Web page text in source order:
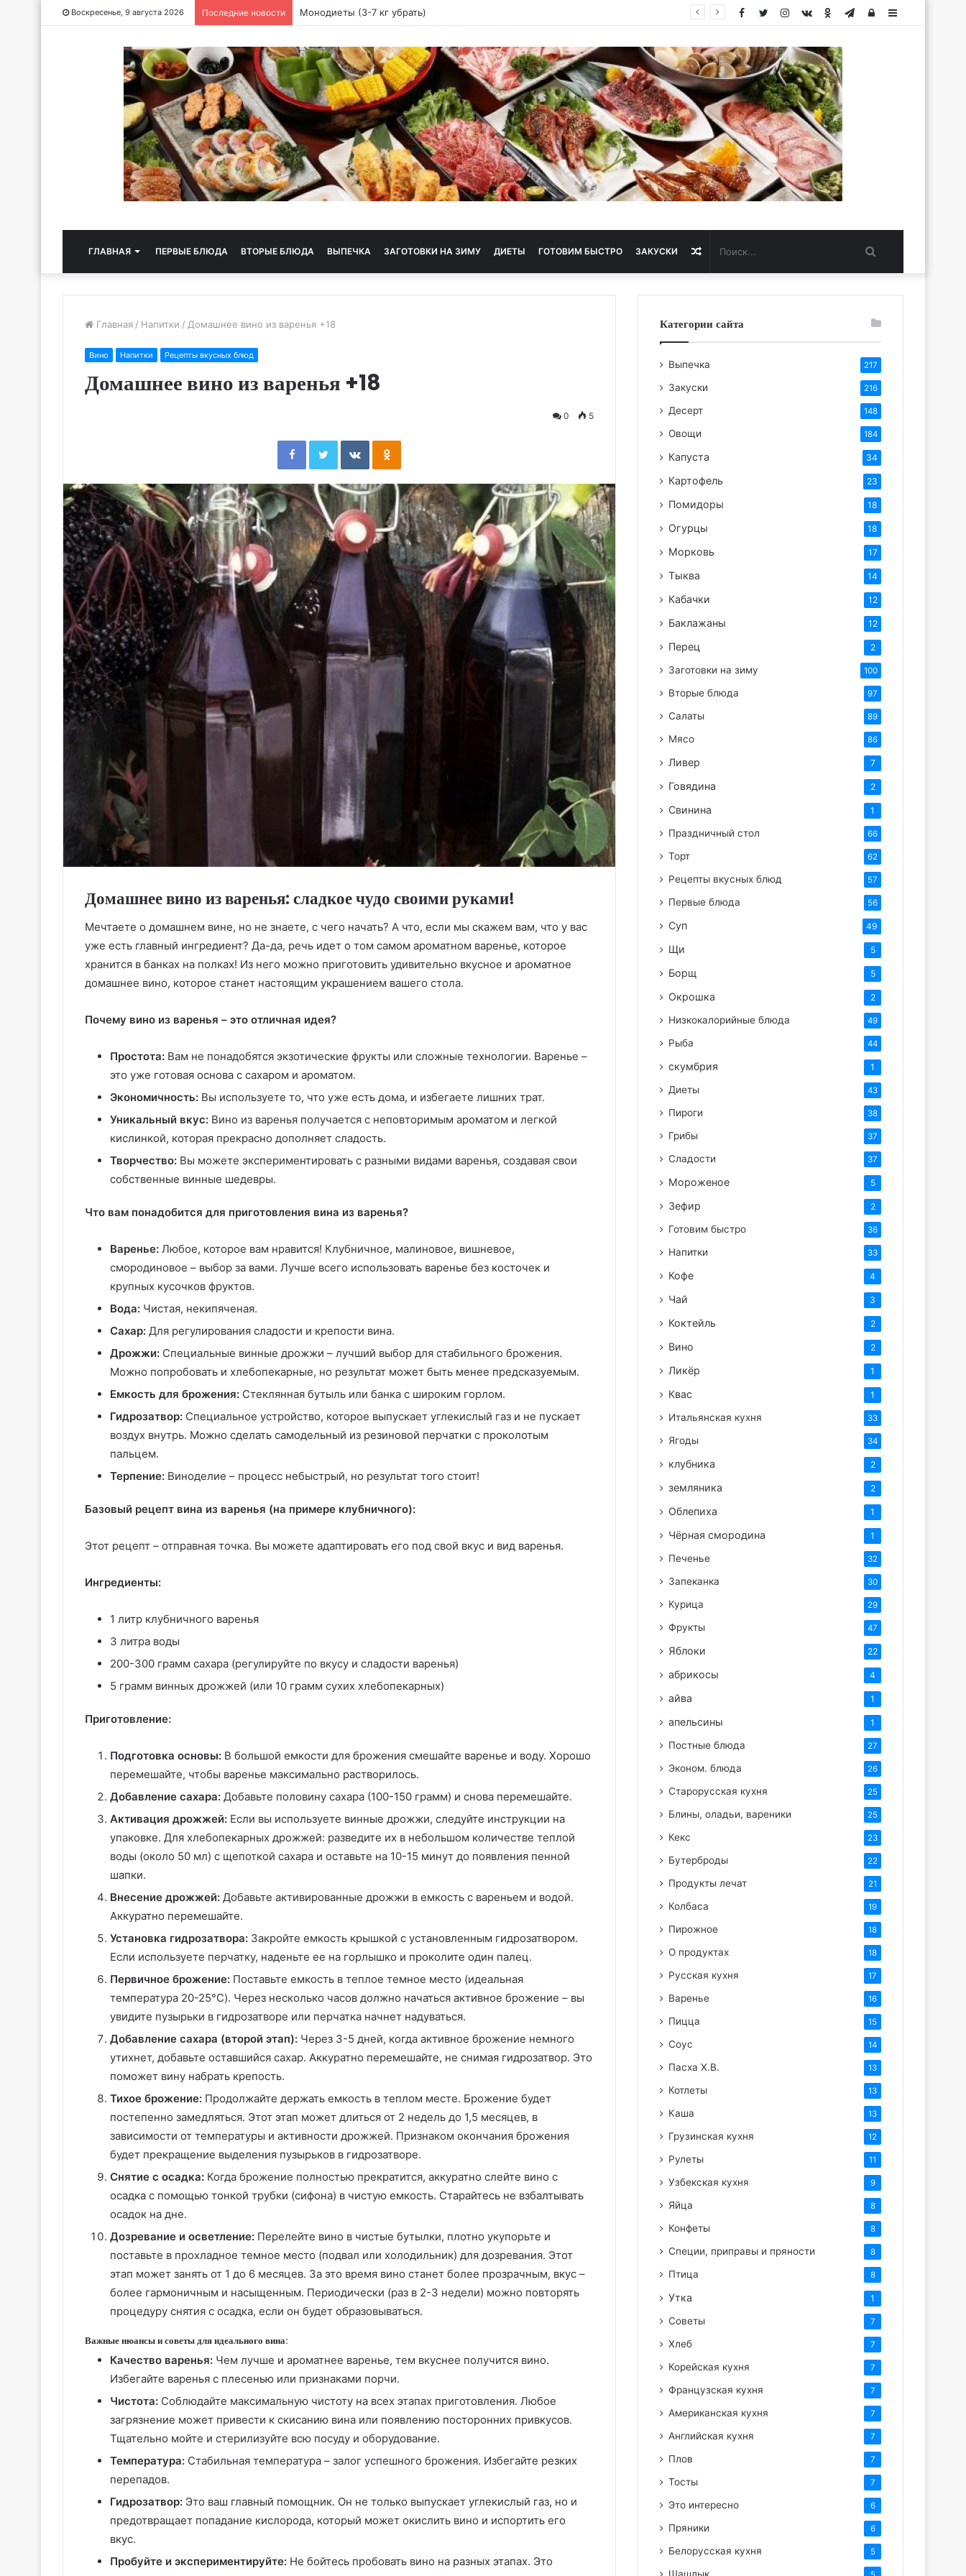
Воскресенье, 9 августа 2026 Последние новости Чайная диета Sidebar
Авторизация
Telegram
Одноклассники
vk.com
Instagram
Twitter
Facebook
ГЛАВНАЯ ПЕРВЫЕ БЛЮДА ВТОРЫЕ БЛЮДА ВЫПЕЧКА ЗАГОТОВКИ НА ЗИМУ ДИЕТЫ ГОТОВИМ БЫСТРО ЗАКУСКИ Случайная
статья
Главная / Напитки / Домашнее вино из варенья +18
Вино Напитки Рецепты вкусных блюд
Домашнее вино из варенья +18
0 5
FacebookTwitterВконтактеОдноклассники
Домашнее вино из варенья: сладкое чудо своими руками!
Мечтаете о домашнем вине, но не знаете, с чего начать? А что, если мы скажем вам, что у вас
уже есть главный ингредиент? Да-да, речь идет о том самом ароматном варенье, которое
хранится в банках на полках! Из него можно приготовить удивительно вкусное и ароматное
домашнее вино, которое станет настоящим украшением вашего стола.
Почему вино из варенья – это отличная идея?
Простота: Вам не понадобятся экзотические фрукты или сложные технологии. Варенье –
это уже готовая основа с сахаром и ароматом.
Экономичность: Вы используете то, что уже есть дома, и избегаете лишних трат.
Уникальный вкус: Вино из варенья получается с неповторимым ароматом и легкой
кислинкой, которая прекрасно дополняет сладость.
Творчество: Вы можете экспериментировать с разными видами варенья, создавая свои
собственные винные шедевры.
Что вам понадобится для приготовления вина из варенья?
Варенье: Любое, которое вам нравится! Клубничное, малиновое, вишневое,
смородиновое – выбор за вами. Лучше всего использовать варенье без косточек и
крупных кусочков фруктов.
Вода: Чистая, некипяченая.
Сахар: Для регулирования сладости и крепости вина.
Дрожжи: Специальные винные дрожжи – лучший выбор для стабильного брожения.
Можно попробовать и хлебопекарные, но результат может быть менее предсказуемым.
Емкость для брожения: Стеклянная бутыль или банка с широким горлом.
Гидрозатвор: Специальное устройство, которое выпускает углекислый газ и не пускает
воздух внутрь. Можно сделать самодельный из резиновой перчатки с проколотым
пальцем.
Терпение: Виноделие – процесс небыстрый, но результат того стоит!
Базовый рецепт вина из варенья (на примере клубничного):
Этот рецепт – отправная точка. Вы можете адаптировать его под свой вкус и вид варенья.
Ингредиенты:
1 литр клубничного варенья
3 литра воды
200-300 грамм сахара (регулируйте по вкусу и сладости варенья)
5 грамм винных дрожжей (или 10 грамм сухих хлебопекарных)
Приготовление:
Подготовка основы: В большой емкости для брожения смешайте варенье и воду. Хорошо
перемешайте, чтобы варенье максимально растворилось.
Добавление сахара: Добавьте половину сахара (100-150 грамм) и снова перемешайте.
Активация дрожжей: Если вы используете винные дрожжи, следуйте инструкции на
упаковке. Для хлебопекарных дрожжей: разведите их в небольшом количестве теплой
воды (около 50 мл) с щепоткой сахара и оставьте на 10-15 минут до появления пенной
шапки.
Внесение дрожжей: Добавьте активированные дрожжи в емкость с вареньем и водой.
Аккуратно перемешайте.
Установка гидрозатвора: Закройте емкость крышкой с установленным гидрозатвором.
Если используете перчатку, наденьте ее на горлышко и проколите один палец.
Первичное брожение: Поставьте емкость в теплое темное место (идеальная
температура 20-25°C). Через несколько часов должно начаться активное брожение – вы
увидите пузырьки в гидрозатворе или перчатка начнет надуваться.
Добавление сахара (второй этап): Через 3-5 дней, когда активное брожение немного
утихнет, добавьте оставшийся сахар. Аккуратно перемешайте, не снимая гидрозатвор. Это
поможет вину набрать крепость.
Тихое брожение: Продолжайте держать емкость в теплом месте. Брожение будет
постепенно замедляться. Этот этап может длиться от 2 недель до 1,5 месяцев, в
зависимости от температуры и активности дрожжей. Признаком окончания брожения
будет прекращение выделения пузырьков в гидрозатворе.
Снятие с осадка: Когда брожение полностью прекратится, аккуратно слейте вино с
осадка с помощью тонкой трубки (сифона) в чистую емкость. Старайтесь не взбалтывать
осадок на дне.
Дозревание и осветление: Перелейте вино в чистые бутылки, плотно укупорьте и
поставьте в прохладное темное место (подвал или холодильник) для дозревания. Этот
этап может занять от 1 до 6 месяцев. За это время вино станет более прозрачным, вкус –
более гармоничным и насыщенным. Периодически (раз в 2-3 недели) можно повторять
процедуру снятия с осадка, если он будет образовываться.
Важные нюансы и советы для идеального вина:
Качество варенья: Чем лучше и ароматнее варенье, тем вкуснее получится вино.
Избегайте варенья с плесенью или признаками порчи.
Чистота: Соблюдайте максимальную чистоту на всех этапах приготовления. Любое
загрязнение может привести к скисанию вина или появлению посторонних привкусов.
Тщательно мойте и стерилизуйте всю посуду и оборудование.
Температура: Стабильная температура – залог успешного брожения. Избегайте резких
перепадов.
Гидрозатвор: Это ваш главный помощник. Он не только выпускает углекислый газ, но и
предотвращает попадание кислорода, который может окислить вино и испортить его
вкус.
Пробуйте и экспериментируйте: Не бойтесь пробовать вино на разных этапах. Это
Категории сайта
Выпечка 217
Закуски 216
Десерт 148
Овощи 184
Капуста 34
Картофель 23
Помидоры 18
Огурцы 18
Морковь 17
Тыква 14
Кабачки 12
Баклажаны 12
Перец 2
Заготовки на зиму 100
Вторые блюда 97
Салаты 89
Мясо 86
Ливер 7
Говядина 2
Свинина 1
Праздничный стол 66
Торт 62
Рецепты вкусных блюд 57
Первые блюда 56
Суп 49
Щи 5
Борщ 5
Окрошка 2
Низкокалорийные блюда 49
Рыба 44
скумбрия 1
Диеты 43
Пироги 38
Грибы 37
Сладости 37
Мороженое 5
Зефир 2
Готовим быстро 36
Напитки 33
Кофе 4
Чай 3
Коктейль 2
Вино 2
Ликёр 1
Квас 1
Итальянская кухня 33
Ягоды 34
клубника 2
земляника 2
Облепиха 1
Чёрная смородина 1
Печенье 32
Запеканка 30
Курица 29
Фрукты 47
Яблоки 22
абрикосы 4
айва 1
апельсины 1
Постные блюда 27
Эконом. блюда 26
Старорусская кухня 25
Блины, оладьи, вареники 25
Кекс 23
Бутерброды 22
Продукты лечат 21
Колбаса 19
Пирожное 18
О продуктах 18
Русская кухня 17
Варенье 16
Пицца 15
Соус 14
Пасха Х.В. 13
Котлеты 13
Каша 13
Грузинская кухня 12
Рулеты 11
Узбекская кухня 9
Яйца 8
Конфеты 8
Специи, приправы и пряности 8
Птица 8
Утка 1
Советы 7
Хлеб 7
Корейская кухня 7
Французская кухня 7
Американская кухня 7
Английская кухня 7
Плов 7
Тосты 7
Это интересно 6
Пряники 6
Белорусская кухня 5